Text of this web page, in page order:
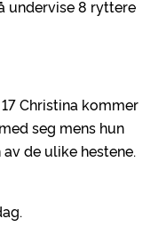
undervise 8 ryttere
Christina kommer
seg mens hun
de ulike hestene.